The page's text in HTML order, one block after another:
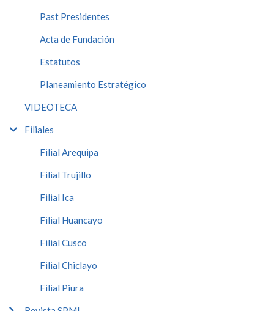
Past Presidentes
Acta de Fundación
Estatutos
Planeamiento Estratégico
VIDEOTECA
Filiales
Filial Arequipa
Filial Trujillo
Filial Ica
Filial Huancayo
Filial Cusco
Filial Chiclayo
Filial Piura